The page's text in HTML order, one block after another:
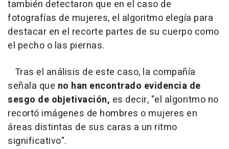
también detectaron que en el caso de
fotografías de mujeres, el algoritmo elegía para
destacar en el recorte partes de su cuerpo como
el pecho o las piernas.
Tras el análisis de este caso, la compañía
señala que no han encontrado evidencia de
sesgo de objetivación, es decir, "el algoritmo no
recortó imágenes de hombres o mujeres en
áreas distintas de sus caras a un ritmo
significativo".